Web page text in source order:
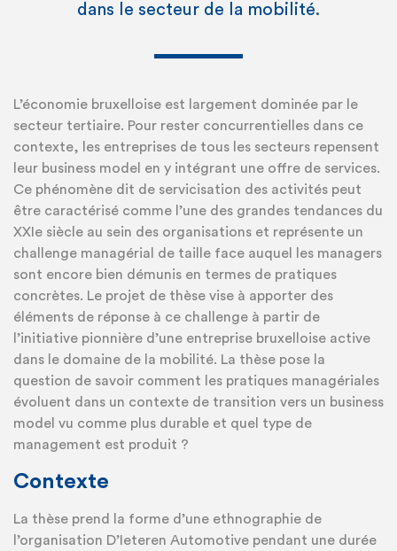
dans le secteur de la mobilité.
L’économie bruxelloise est largement dominée par le
secteur tertiaire. Pour rester concurrentielles dans ce
contexte, les entreprises de tous les secteurs repensent
leur business model en y intégrant une offre de services.
Ce phénomène dit de servicisation des activités peut
être caractérisé comme l’une des grandes tendances du
XXIe siècle au sein des organisations et représente un
challenge managérial de taille face auquel les managers
sont encore bien démunis en termes de pratiques
concrètes. Le projet de thèse vise à apporter des
éléments de réponse à ce challenge à partir de
l’initiative pionnière d’une entreprise bruxelloise active
dans le domaine de la mobilité. La thèse pose la
question de savoir comment les pratiques managériales
évoluent dans un contexte de transition vers un business
model vu comme plus durable et quel type de
management est produit ?
Contexte
La thèse prend la forme d’une ethnographie de
l’organisation D’Ieteren Automotive pendant une durée